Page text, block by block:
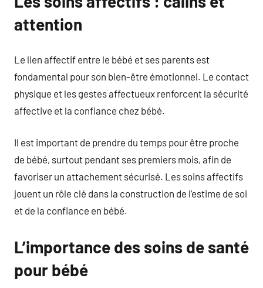
attention
Le lien affectif entre le bébé et ses parents est
fondamental pour son bien-être émotionnel. Le contact
physique et les gestes affectueux renforcent la sécurité
affective et la confiance chez bébé.
Il est important de prendre du temps pour être proche
de bébé, surtout pendant ses premiers mois, afin de
favoriser un attachement sécurisé. Les soins affectifs
jouent un rôle clé dans la construction de l’estime de soi
et de la confiance en bébé.
L’importance des soins de santé
pour bébé